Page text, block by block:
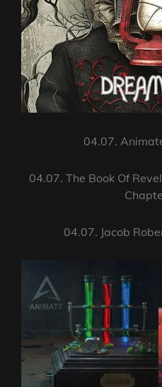
04.07.
04.07. The Book Of
04.07. Jacob